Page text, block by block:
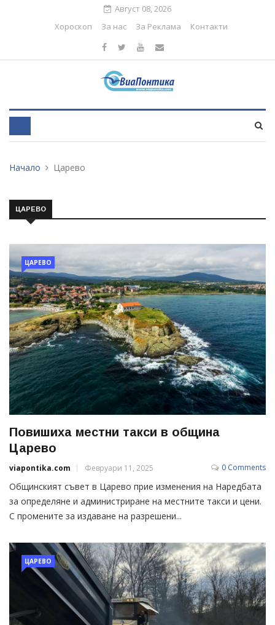
Август 08, 2026
Хороскоп
За нас За Реклама Контакти
Начало Царево
ЦАРЕВО
ЦАРЕВО
Повишиха местни такси в община
Царево
viapontika.com Февруари 11, 2025 0 Comments
Общинският съвет в Царево прие изменения на Наредбата
за определяне и администриране на местните такси и цени.
С промените за издаване на разрешени...
ЦАРЕВО